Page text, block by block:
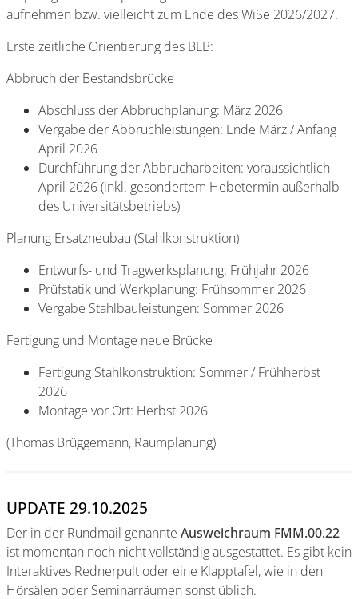
aufnehmen bzw. vielleicht zum Ende des WiSe 2026/2027.
Erste zeitliche Orientierung des BLB:
Abbruch der Bestandsbrücke
Abschluss der Abbruchplanung: März 2026
Vergabe der Abbruchleistungen: Ende März / Anfang
April 2026
Durchführung der Abbrucharbeiten: voraussichtlich
April 2026 (inkl. gesondertem Hebetermin außerhalb
des Universitätsbetriebs)
Planung Ersatzneubau (Stahlkonstruktion)
Entwurfs- und Tragwerksplanung: Frühjahr 2026
Prüfstatik und Werkplanung: Frühsommer 2026
Vergabe Stahlbauleistungen: Sommer 2026
Fertigung und Montage neue Brücke
Fertigung Stahlkonstruktion: Sommer / Frühherbst
2026
Montage vor Ort: Herbst 2026
(Thomas Brüggemann, Raumplanung)
UPDATE 29.10.2025
Der in der Rundmail genannte Ausweichraum FMM.00.22
ist momentan noch nicht vollständig ausgestattet. Es gibt kein
Interaktives Rednerpult oder eine Klapptafel, wie in den
Hörsälen oder Seminarräumen sonst üblich.